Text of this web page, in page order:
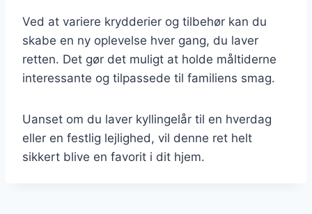
Ved at variere krydderier og tilbehør kan du
skabe en ny oplevelse hver gang, du laver
retten. Det gør det muligt at holde måltiderne
interessante og tilpassede til familiens smag.
Uanset om du laver kyllingelår til en hverdag
eller en festlig lejlighed, vil denne ret helt
sikkert blive en favorit i dit hjem.